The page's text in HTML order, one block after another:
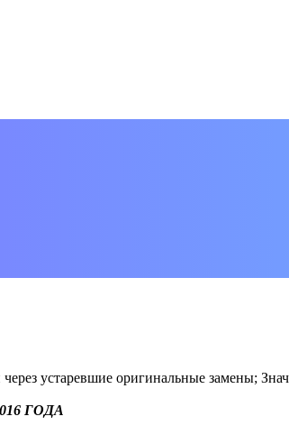
устаревшие оригинальные замены;
ГОДА